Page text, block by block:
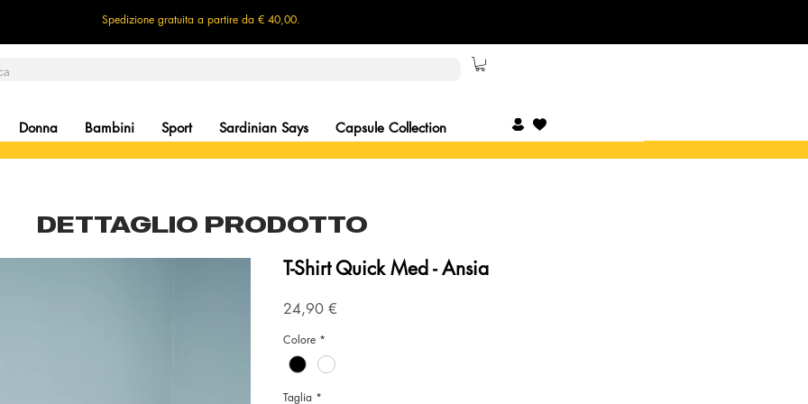
Spedizione gratuita a partire da € 40,00.
Donna Bambini Sport Sardinian Says Capsule Collection
DETTAGLIO PRODOTTO
T-Shirt Quick Med - Ansia
24,90 €
Colore *
Taglia *